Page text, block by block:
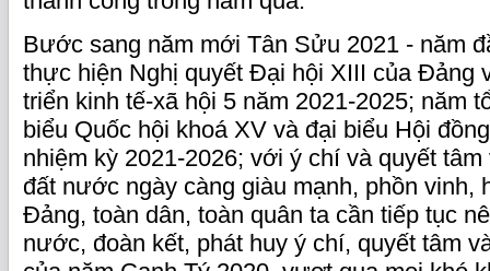
Bước sang năm mới Tân Sửu 2021 - năm
thực hiện Nghị quyết Đại hội XIII của Đảng
triển kinh tế-xã hội 5 năm 2021-2025; năm
biểu Quốc hội khoá XV và đại biểu Hội
nhiệm kỳ 2021-2026; với ý chí và quyết
đất nước ngày càng giàu mạnh, phồn vinh,
Đảng, toàn dân, toàn quân ta cần tiếp tục
nước, đoàn kết, phát huy ý chí, quyết tâm